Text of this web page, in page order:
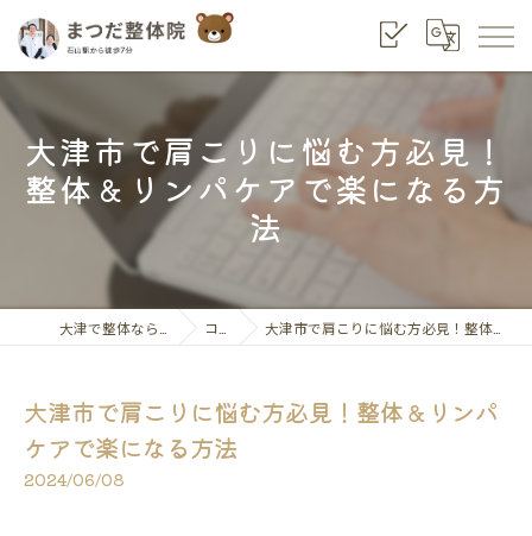
大津市で肩こりに悩む方必見！
整体＆リンパケアで楽になる方
法
コラム 大津市で肩こりに悩む方必見！整体＆リンパケアで楽になる方法
大津市で肩こりに悩む方必見！整体＆リンパ
ケアで楽になる方法
2024/06/08